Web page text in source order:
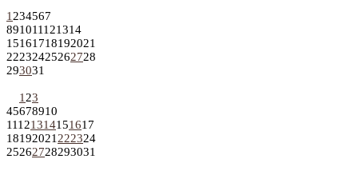
1 234567
891011121314
15161718192021
22232425262728
293031
1 23
45678910
11121314151617
18192021 222324
25262728293031